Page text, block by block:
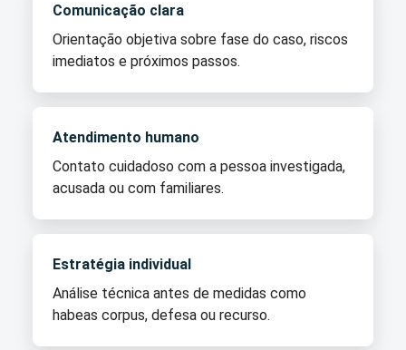
Comunicação clara
Orientação objetiva sobre fase do caso, riscos
imediatos e próximos passos.
Atendimento humano
Contato cuidadoso com a pessoa investigada,
acusada ou com familiares.
Estratégia individual
Análise técnica antes de medidas como
habeas corpus, defesa ou recurso.